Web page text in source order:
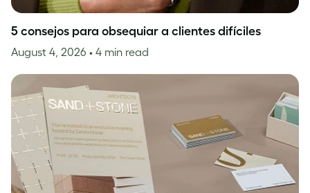
5 consejos para obsequiar a clientes difíciles
August 4, 2026 • 4 min read